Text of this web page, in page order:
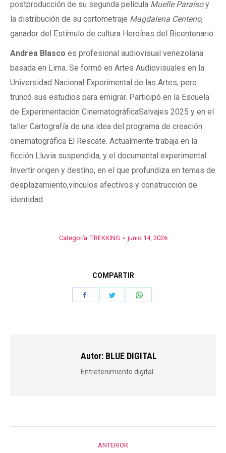
postproducción de su segunda película Muelle Paraísoy
la distribución de su cortometraje Magdalena Centeno,
ganador del Estímulo de cultura Heroínas del Bicentenario.
Andrea Blasco es profesional audiovisual venezolana
basada en Lima. Se formó en Artes Audiovisuales en la
Universidad Nacional Experimental de las Artes, pero
truncó sus estudios para emigrar. Participó en la Escuela
de Experimentación CinematográficaSalvajes 2025 y en el
taller Cartografía de una idea del programa de creación
cinematográfica El Rescate. Actualmente trabaja en la
ficción Lluvia suspendida, y el documental experimental
Invertir origen y destino, en el que profundiza en temas de
desplazamiento,vínculos afectivos y construcción de
identidad.
Categoría:TREKKING junio 14, 2026
COMPARTIR
Autor: BLUE DIGITAL
Entretenimiento digital.
NavegaciónANTERIOR